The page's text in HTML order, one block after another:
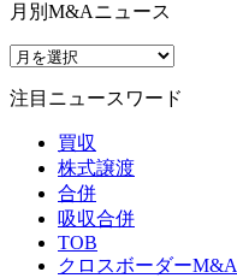
月別M&Aニュース
注目ニュースワード
買収
株式譲渡
合併
吸収合併
TOB
クロスボーダーM&A